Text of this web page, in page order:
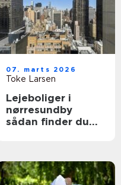
07. marts 2026
Toke Larsen
Lejeboliger i
nørresundby
sådan finder du